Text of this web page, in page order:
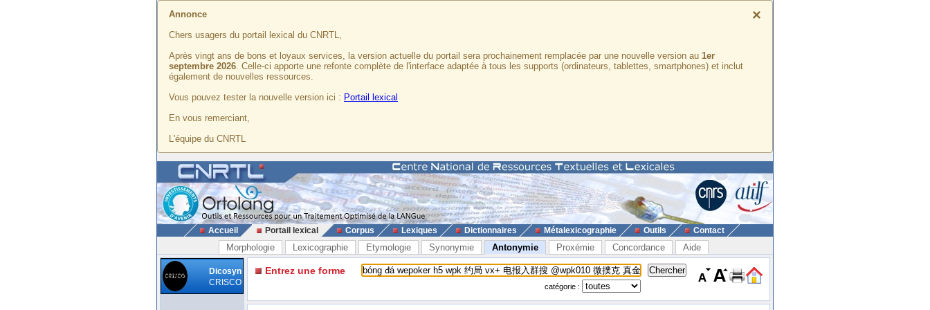
×
Annonce
Chers usagers du portail lexical du CNRTL,
Après vingt ans de bons et loyaux services, la version actuelle du portail sera prochainement remplacée par une nouvelle version au 1er
septembre 2026. Celle-ci apporte une refonte complète de l'interface adaptée à tous les supports (ordinateurs, tablettes, smartphones) et inclut
également de nouvelles ressources.
Vous pouvez tester la nouvelle version ici : Portail lexical
En vous remerciant,
L'équipe du CNRTL
Accueil Portail lexical Corpus Lexiques Dictionnaires Métalexicographie Outils Contact
Morphologie Lexicographie Etymologie Synonymie Antonymie Proxémie Concordance Aide
Dicosyn
CRISCO
Entrez une forme
catégorie :